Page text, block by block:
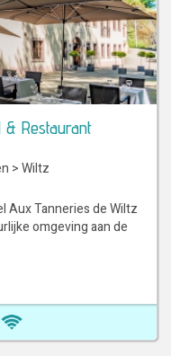
Restaurant
>Wiltz
Aux Tanneries de Wiltz
omgeving aan de